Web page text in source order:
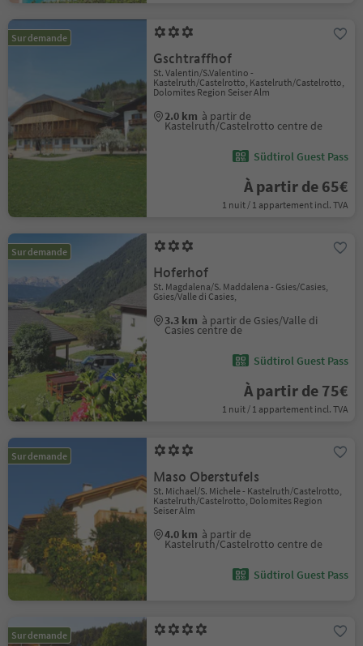
Sur demande
Gschtraffhof
St. Valentin/S.Valentino -
Kastelruth/Castelrotto, Kastelruth/Castelrotto,
Dolomites Region Seiser Alm
2.0 km à partir de
Kastelruth/Castelrotto centre de
Südtirol Guest Pass
À partir de 65€
1 nuit / 1 appartement incl. TVA
Sur demande
Hoferhof
St. Magdalena/S. Maddalena - Gsies/Casies,
Gsies/Valle di Casies,
3.3 km à partir de Gsies/Valle di
Casies centre de
Südtirol Guest Pass
À partir de 75€
1 nuit / 1 appartement incl. TVA
Sur demande
Maso Oberstufels
St. Michael/S. Michele - Kastelruth/Castelrotto,
Kastelruth/Castelrotto, Dolomites Region
Seiser Alm
4.0 km à partir de
Kastelruth/Castelrotto centre de
Südtirol Guest Pass
Sur demande